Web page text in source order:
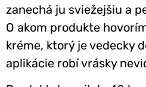
zanechá ju sviežejšiu a
O akom produkte
kréme, ktorý je vedecky
aplikácie robí vrásky